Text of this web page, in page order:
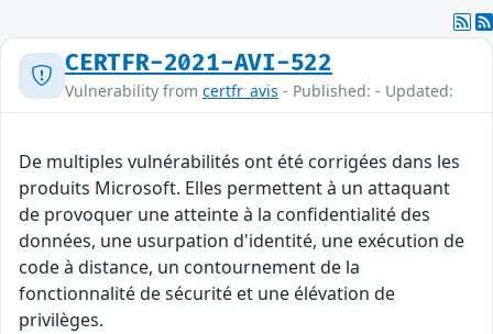
CERTFR-2021-AVI-522
Vulnerability from certfr_avis - Published: - Updated:
De multiples vulnérabilités ont été corrigées dans les
produits Microsoft. Elles permettent à un attaquant
de provoquer une atteinte à la confidentialité des
données, une usurpation d'identité, une exécution de
code à distance, un contournement de la
fonctionnalité de sécurité et une élévation de
privilèges.